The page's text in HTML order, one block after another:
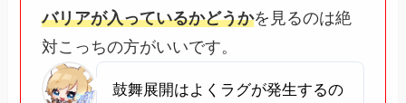
バリアが入っているかどうかを見るのは絶
対こっちの方がいいです。
鼓舞展開はよくラグが発生するの